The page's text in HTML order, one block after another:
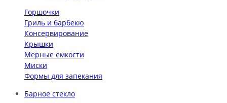
Горшочки
Гриль и барбекю
Консервирование
Крышки
Мерные емкости
Миски
Формы для запекания
Барное стекло